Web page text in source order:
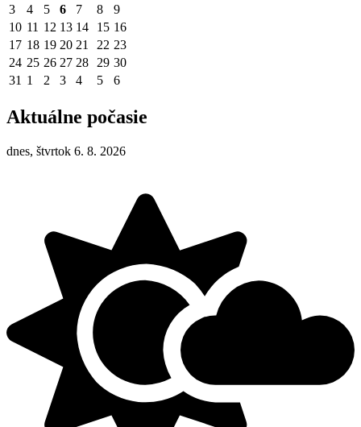
3
4 5 6 7 8
9
10 11 12 13 14 15 16
17 18 19 20 21 22 23
24 25 26 27 28 29 30
31 1 2 3 4 5 6
Aktuálne počasie
dnes, štvrtok 6. 8. 2026